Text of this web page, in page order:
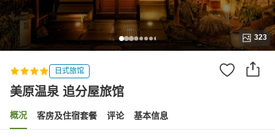
323
日式旅馆
美原温泉 追分屋旅馆
概况 客房及住宿套餐 评论 基本信息